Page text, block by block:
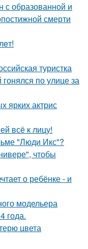
с образованной и
смерти
туристка
по улице за
ярких актрис
всё к лицу!
"Люди Икс"?
чтобы
о ребёнке - и
модельера
года.
цвета